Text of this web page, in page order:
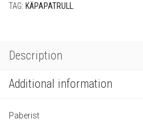
TAG: KÄPAPATRULL
Description
Additional information
Paberist